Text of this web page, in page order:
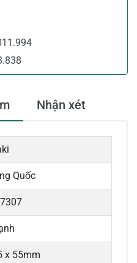
Nhận xét
Quốc
x 55mm